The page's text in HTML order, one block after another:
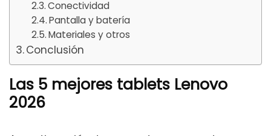
Conectividad
Pantalla y batería
Materiales y otros
Conclusión
Las 5 mejores tablets Lenovo
2026